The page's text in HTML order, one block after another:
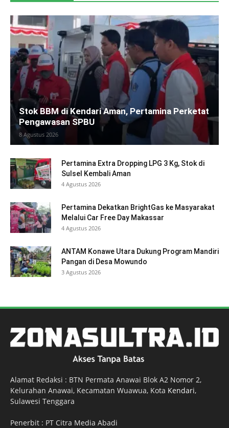
Stok BBM di Kendari Aman, Pertamina Perketat
Pengawasan SPBU
8 Agustus 2026
Pertamina Extra Dropping LPG 3 Kg, Stok di
Sulsel Kembali Aman
4 Agustus 2026
Pertamina Dekatkan BrightGas ke Masyarakat
Melalui Car Free Day Makassar
4 Agustus 2026
ANTAM Konawe Utara Dukung Program Mandiri
Pangan di Desa Mowundo
3 Agustus 2026
Alamat Redaksi : BTN Permata Anawai Blok A2 Nomor 2,
Kelurahan Anawai, Kecamatan Wuawua, Kota Kendari,
Sulawesi Tenggara
Penerbit : PT Citra Media Abadi